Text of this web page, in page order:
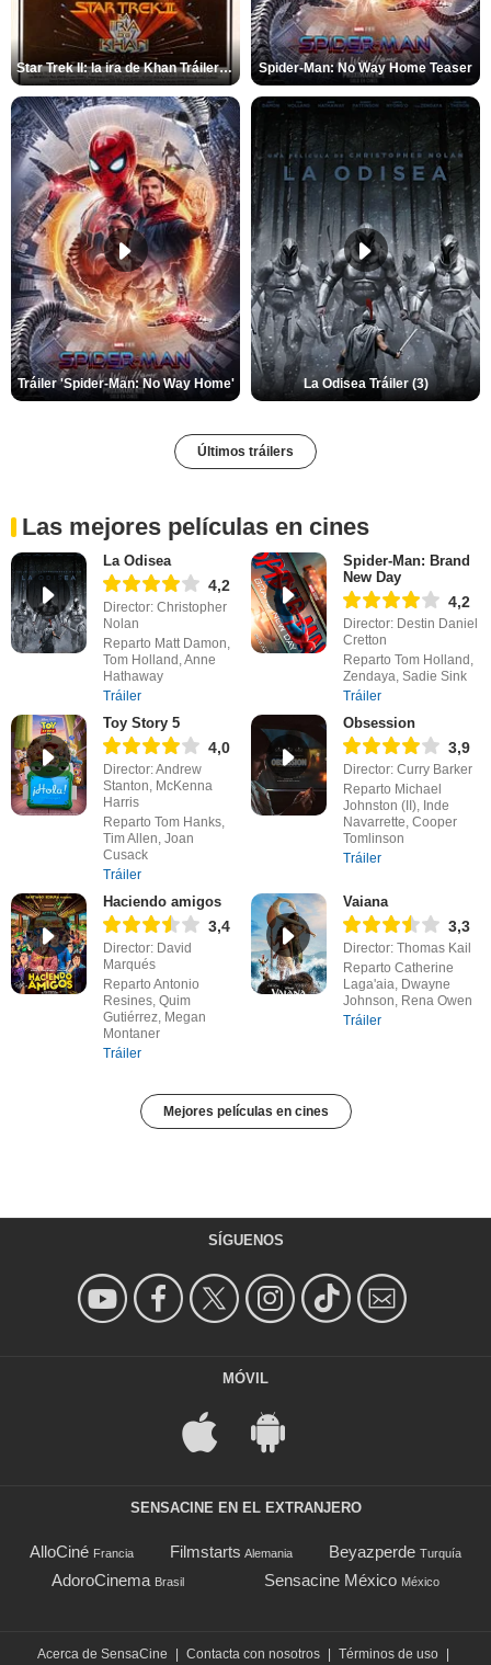
Star Trek II: la ira de Khan Tráiler VO Spider-Man: No Way Home Teaser
Tráiler 'Spider-Man: No Way Home' La Odisea Tráiler (3)
Últimos tráilers
Las mejores películas en cines
La Odisea
4,2
Director: Christopher
Nolan
Reparto Matt Damon,
Tom Holland, Anne
Hathaway
Tráiler
Spider-Man: Brand
New Day
4,2
Director: Destin Daniel
Cretton
Reparto Tom Holland,
Zendaya, Sadie Sink
Tráiler
Toy Story 5
4,0
Director: Andrew
Stanton, McKenna
Harris
Reparto Tom Hanks,
Tim Allen, Joan
Cusack
Tráiler
Obsession
3,9
Director: Curry Barker
Reparto Michael
Johnston (II), Inde
Navarrette, Cooper
Tomlinson
Tráiler
Haciendo amigos
3,4
Director: David
Marqués
Reparto Antonio
Resines, Quim
Gutiérrez, Megan
Montaner
Tráiler
Vaiana
3,3
Director: Thomas Kail
Reparto Catherine
Laga'aia, Dwayne
Johnson, Rena Owen
Tráiler
Mejores películas en cines
SÍGUENOS
MÓVIL
SENSACINE EN EL EXTRANJERO
AlloCiné Francia Filmstarts Alemania Beyazperde Turquía
AdoroCinema Brasil Sensacine México México
Acerca de SensaCine | Contacta con nosotros | Términos de uso |